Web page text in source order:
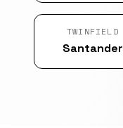
TWINFIELD
Santander